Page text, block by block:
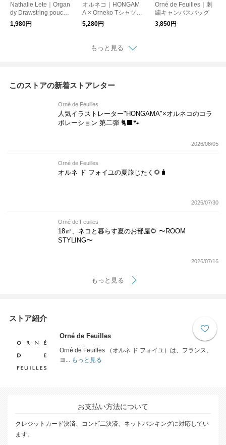
Nathalie Lete｜Organ
dy Drawstring pouch
（巾着刺繍ポーチ）
1,980円
オルネコ｜HONGAM
A × Orneko Tシャツ／
CATS ARE THE BEST
5,280円
Orné de Feuilles｜刺
繍キャンバスバッグ
3,850円
もっと見る
このストアの新着ストアレター
Orné de Feuilles
人気イラストレーター"HONGAMA"×オルネコの​コラ
ボレーション 第二弾 🐈‍⬛🐾
2026/08/05
Orné de Feuilles
オルネ ド フォイユの夏旅じたく🌻🧳
2026/07/30
Orné de Feuilles
18㎡、ネコと暮らす夏のお部屋🌻 〜ROOM
STYLING〜
2026/07/16
もっと見る
ストア紹介
Orné de Feuilles
Orné de Feuilles （オルネ ド フォイユ）は、フランス、
ヨ...もっと見る
お支払い方法について
クレジットカード決済、コンビ二決済、ネットバンキングに対応してい
ます。